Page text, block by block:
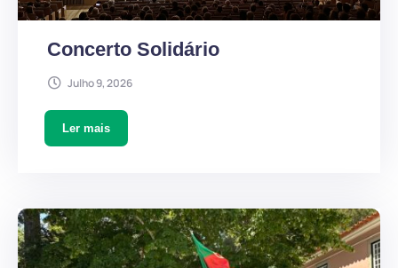
Concerto Solidário
Julho 9, 2026
Ler mais